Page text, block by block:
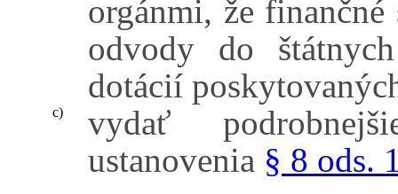
orgánmi, že
odvody do
dotácií
c)
vydať
ustanovenia § 8 ods.